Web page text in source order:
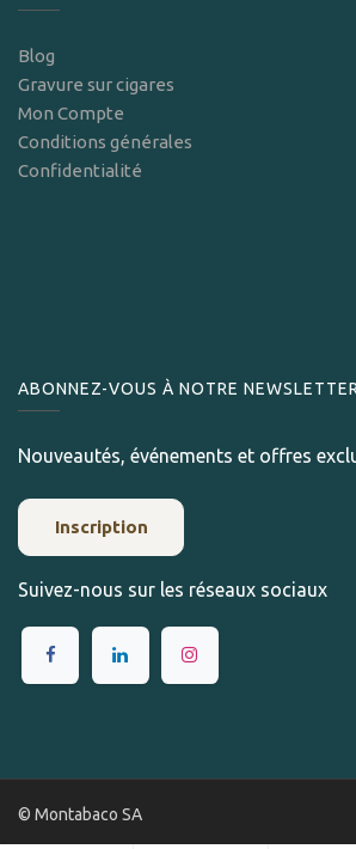
Blog
Gravure sur cigares
Mon Compte
Conditions générales
Confidentialité
ABONNEZ-VOUS À NOTRE NEWSLETTER
Nouveautés, événements et offres
Inscription
Suivez-nous sur les réseaux sociaux
© Montabaco SA